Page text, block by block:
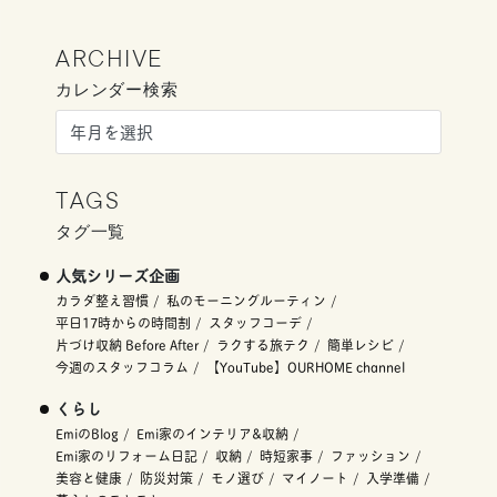
ARCHIVE
カレンダー検索
TAGS
タグ一覧
人気シリーズ企画
カラダ整え習慣
私のモーニングルーティン
平日17時からの時間割
スタッフコーデ
片づけ収納 Before After
ラクする旅テク
簡単レシピ
今週のスタッフコラム
【YouTube】OURHOME channel
くらし
EmiのBlog
Emi家のインテリア&収納
Emi家のリフォーム日記
収納 時短家事
ファッション
美容と健康
防災対策 モノ選び マイノート
入学準備